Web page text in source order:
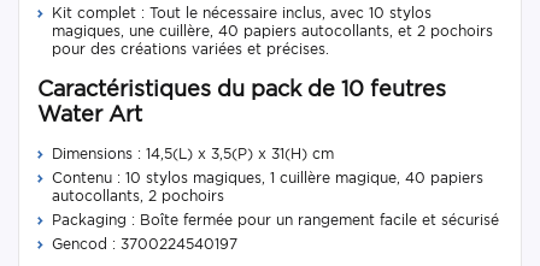
Kit complet : Tout le nécessaire inclus, avec 10 stylos
magiques, une cuillère, 40 papiers autocollants, et 2 pochoirs
pour des créations variées et précises.
Caractéristiques du pack de 10 feutres
Water Art
Dimensions : 14,5(L) x 3,5(P) x 31(H) cm
Contenu : 10 stylos magiques, 1 cuillère magique, 40 papiers
autocollants, 2 pochoirs
Packaging : Boîte fermée pour un rangement facile et sécurisé
Gencod : 3700224540197